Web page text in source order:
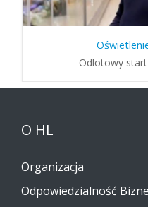
Odlotowy
O HL
Organizacja
Odpowiedzialność